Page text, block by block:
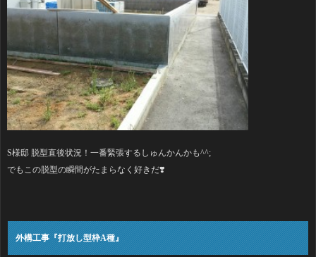
S様邸 脱型直後状況！一番緊張するしゅんかんかも^^;
でもこの脱型の瞬間がたまらなく好きだ❣️
外構工事『打放し型枠A種』